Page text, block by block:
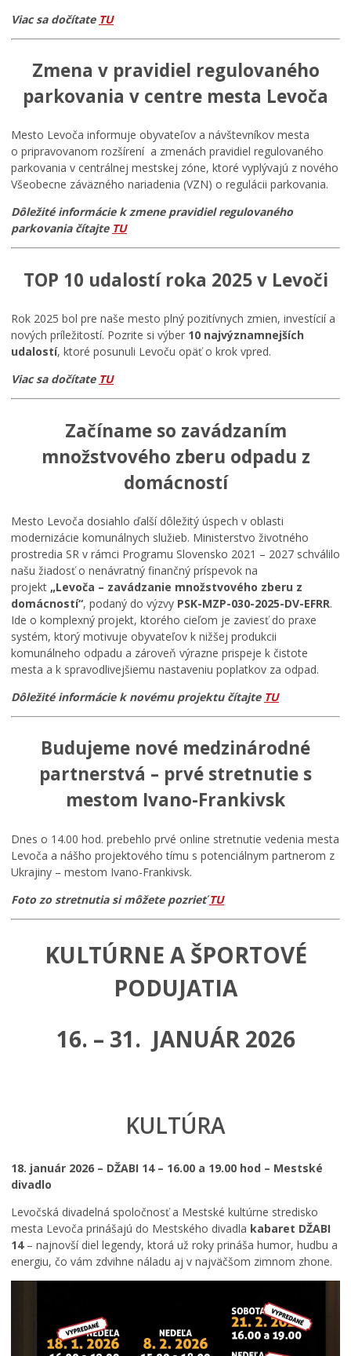
Viac sa dočítate TU
Zmena v pravidiel regulovaného
parkovania v centre mesta Levoča
Mesto Levoča informuje obyvateľov a návštevníkov mesta
o pripravovanom rozšírení a zmenách pravidiel regulovaného
parkovania v centrálnej mestskej zóne, ktoré vyplývajú z nového
Všeobecne záväzného nariadenia (VZN) o regulácii parkovania.
Dôležité informácie k zmene pravidiel regulovaného
parkovania čítajte TU
TOP 10 udalostí roka 2025 v Levoči
Rok 2025 bol pre naše mesto plný pozitívnych zmien, investícií a
nových príležitostí. Pozrite si výber 10 najvýznamnejších
udalostí, ktoré posunuli Levoču opäť o krok vpred.
Viac sa dočítate TU
Začíname so zavádzaním
množstvového zberu odpadu z
domácností
Mesto Levoča dosiahlo ďalší dôležitý úspech v oblasti
modernizácie komunálnych služieb. Ministerstvo životného
prostredia SR v rámci Programu Slovensko 2021 – 2027 schválilo
našu žiadosť o nenávratný finančný príspevok na
projekt „Levoča – zavádzanie množstvového zberu z
domácností“, podaný do výzvy PSK-MZP-030-2025-DV-EFRR.
Ide o komplexný projekt, ktorého cieľom je zaviesť do praxe
systém, ktorý motivuje obyvateľov k nižšej produkcii
komunálneho odpadu a zároveň výrazne prispeje k čistote
mesta a k spravodlivejšiemu nastaveniu poplatkov za odpad.
Dôležité informácie k novému projektu čítajte TU
Budujeme nové medzinárodné
partnerstvá – prvé stretnutie s
mestom Ivano-Frankivsk
Dnes o 14.00 hod. prebehlo prvé online stretnutie vedenia mesta
Levoča a nášho projektového tímu s potenciálnym partnerom z
Ukrajiny – mestom Ivano-Frankivsk.
Foto zo stretnutia si môžete pozrieťTU
KULTÚRNE A ŠPORTOVÉ
PODUJATIA
16. – 31. JANUÁR 2026
KULTÚRA
18. január 2026 – DŽABI 14 – 16.00 a 19.00 hod – Mestské
divadlo
Levočská divadelná spoločnosť a Mestské kultúrne stredisko
mesta Levoča prinášajú do Mestského divadla kabaret DŽABI
14– najnovší diel legendy, ktorá už roky prináša humor, hudbu a
energiu, čo vám zdvihne náladu aj v najväčšom zimnom zhone.